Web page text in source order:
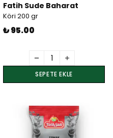
Fatih Sude Baharat
Köri 200 gr
₺ 95.00
SEPETE EKLE